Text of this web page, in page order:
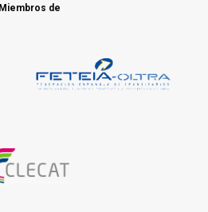
Miembros de